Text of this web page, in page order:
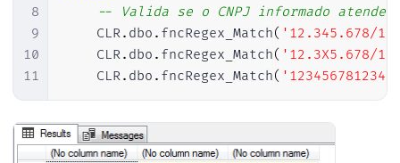
8
9
10
11
-- Valida se o CNPJ informado atende
    CLR
. dbo . fncRegex_Match( '12.345.678/
    CLR
. dbo . fncRegex_Match( '12.3X5.678/
    CLR
. dbo . fncRegex_Match(